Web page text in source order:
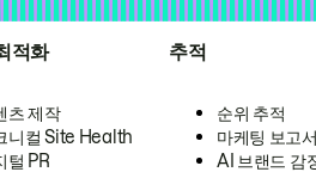
적화
츠 제작
니컬 Site Health
털 PR
추적
순위 추적
마케팅 보고
AI 브랜드 감